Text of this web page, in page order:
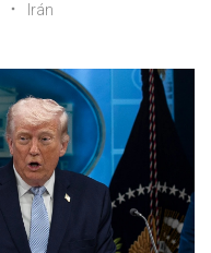
Irán